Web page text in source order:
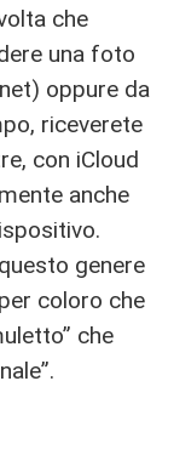
che
una foto
oppure da
riceverete
con iCloud
anche
genere
coloro che
che